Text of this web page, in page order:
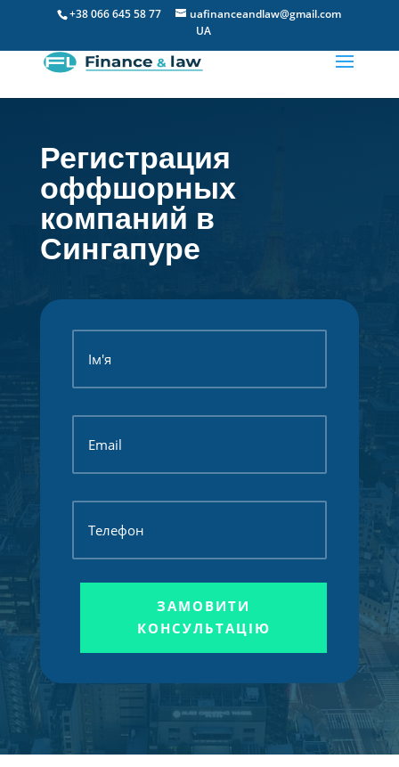
+38 066 645 58 77
uafinanceandlaw@gmail.com
UA
Регистрация
оффшорных
компаний в
Сингапуре
ЗАМОВИТИ
КОНСУЛЬТАЦІЮ